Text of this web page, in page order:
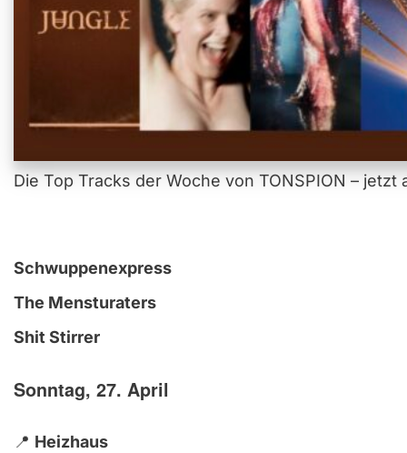
Die Top Tracks der Woche von TONSPION –
Schwuppenexpress
The Mensturaters
Shit Stirrer
Sonntag, 27. April
📍 Heizhaus